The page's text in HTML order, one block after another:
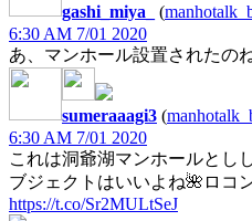
gashi_miya_ (
6:30 AM 7/01 2020
あ、マンホール設置されたの
sumeraaagi3 (
6:30 AM 7/01 2020
これは洞爺湖マンホールとし
ブジェクトはいいよね🌺ロコ
https://t.co/Sr2MULtSeJ